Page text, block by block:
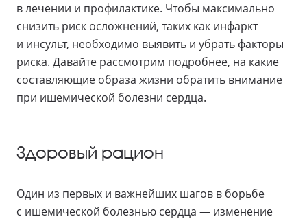
в лечении и профилактике. Чтобы максимально
снизить риск осложнений, таких как инфаркт
и инсульт, необходимо выявить и убрать факторы
риска. Давайте рассмотрим подробнее, на какие
составляющие образа жизни обратить внимание
при ишемической болезни сердца.
Здоровый рацион
Один из первых и важнейших шагов в борьбе
с ишемической болезнью сердца — изменение